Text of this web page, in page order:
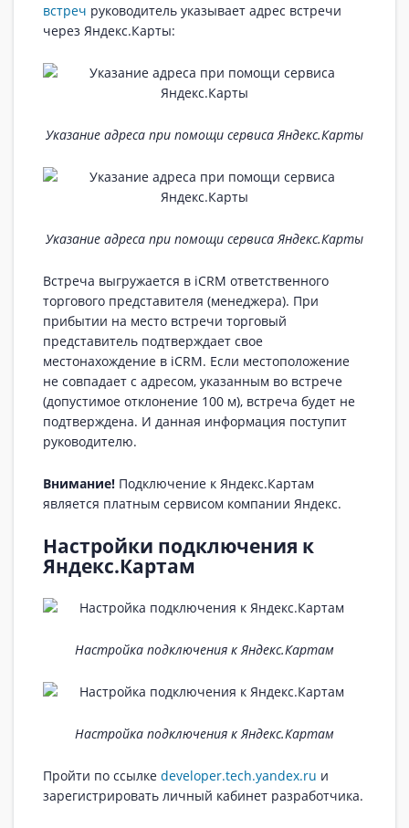
встреч руководитель указывает адрес встречи
через Яндекс.Карты:
Указание адреса при помощи сервиса Яндекс.Карты
Указание адреса при помощи сервиса Яндекс.Карты
Встреча выгружается в iCRM ответственного
торгового представителя (менеджера). При
прибытии на место встречи торговый
представитель подтверждает свое
местонахождение в iCRM. Если местоположение
не совпадает с адресом, указанным во встрече
(допустимое отклонение 100 м), встреча будет не
подтверждена. И данная информация поступит
руководителю.
Внимание! Подключение к Яндекс.Картам
является платным сервисом компании Яндекс.
Настройки подключения к
Яндекс.Картам
Настройка подключения к Яндекс.Картам
Настройка подключения к Яндекс.Картам
Пройти по ссылке developer.tech.yandex.ru и
зарегистрировать личный кабинет разработчика.